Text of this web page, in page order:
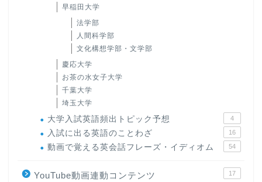
早稲田大学
法学部
人間科学部
文化構想学部・文学部
慶応大学
お茶の水女子大学
千葉大学
埼玉大学
大学入試英語頻出トピック予想 4
入試に出る英語のことわざ 16
動画で覚える英会話フレーズ・イディオム 54
YouTube動画連動コンテンツ 17